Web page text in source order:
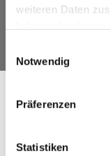
weiteren Daten
Notwendig
Präferenzen
Statistiken
Past events,